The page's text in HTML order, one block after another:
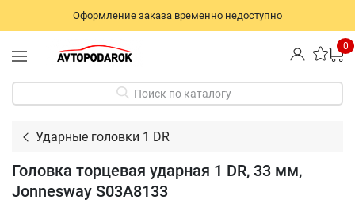
Оформление заказа временно недоступно
0
Поиск по каталогу
Ударные головки 1 DR
Головка торцевая ударная 1 DR, 33 мм,
Jonnesway S03A8133